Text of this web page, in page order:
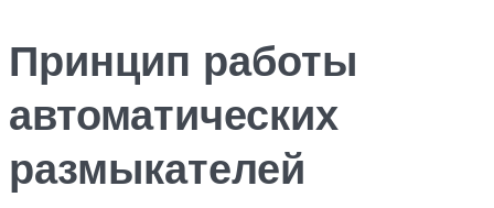
Принцип работы
автоматических
размыкателей